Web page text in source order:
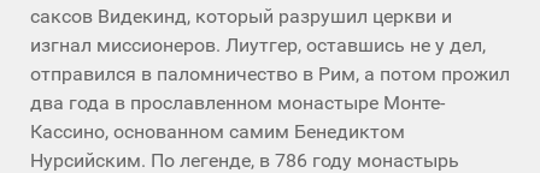
саксов Видекинд, который разрушил церкви и
изгнал миссионеров. Лиутгер, оставшись не у дел,
отправился в паломничество в Рим, а потом прожил
два года в прославленном монастыре Монте-
Кассино, основанном самим Бенедиктом
Нурсийским. По легенде, в 786 году монастырь